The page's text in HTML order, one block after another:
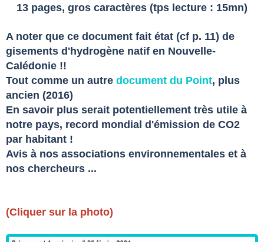
13 pages, gros caractères (tps lecture : 15mn)
A noter que ce document fait état (cf p. 11) de
gisements d'hydrogène natif en Nouvelle-
Calédonie !!
Tout comme un autre document du Point, plus
ancien (2016)
En savoir plus serait potentiellement très utile à
notre pays, record mondial d'émission de CO2
par habitant !
Avis à nos associations environnementales et à
nos chercheurs ...
(Cliquer sur la photo)